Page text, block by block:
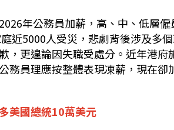
年公務員加薪，高、中、低層
近5000人受災，悲劇背後涉及多
，更遑論因失職受處分。近年港
務員理應按整體表現凍薪，現在
美國總統10萬美元